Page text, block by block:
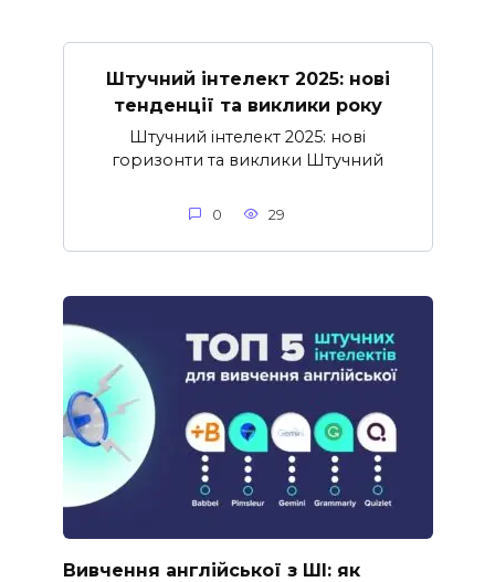
Штучний інтелект 2025: нові
тенденції та виклики року
Штучний інтелект 2025: нові
горизонти та виклики Штучний
0 29
Вивчення англійської з ШІ: як